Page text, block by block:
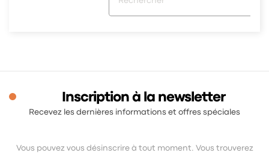
Inscription à la newsletter
Recevez les dernières informations et offres spéciales
Vous pouvez vous désinscrire à tout moment. Vous trouverez